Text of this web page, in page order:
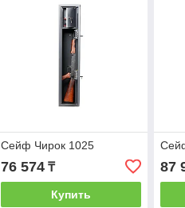
Сейф Чирок 1025
76 574₸
Купить
87